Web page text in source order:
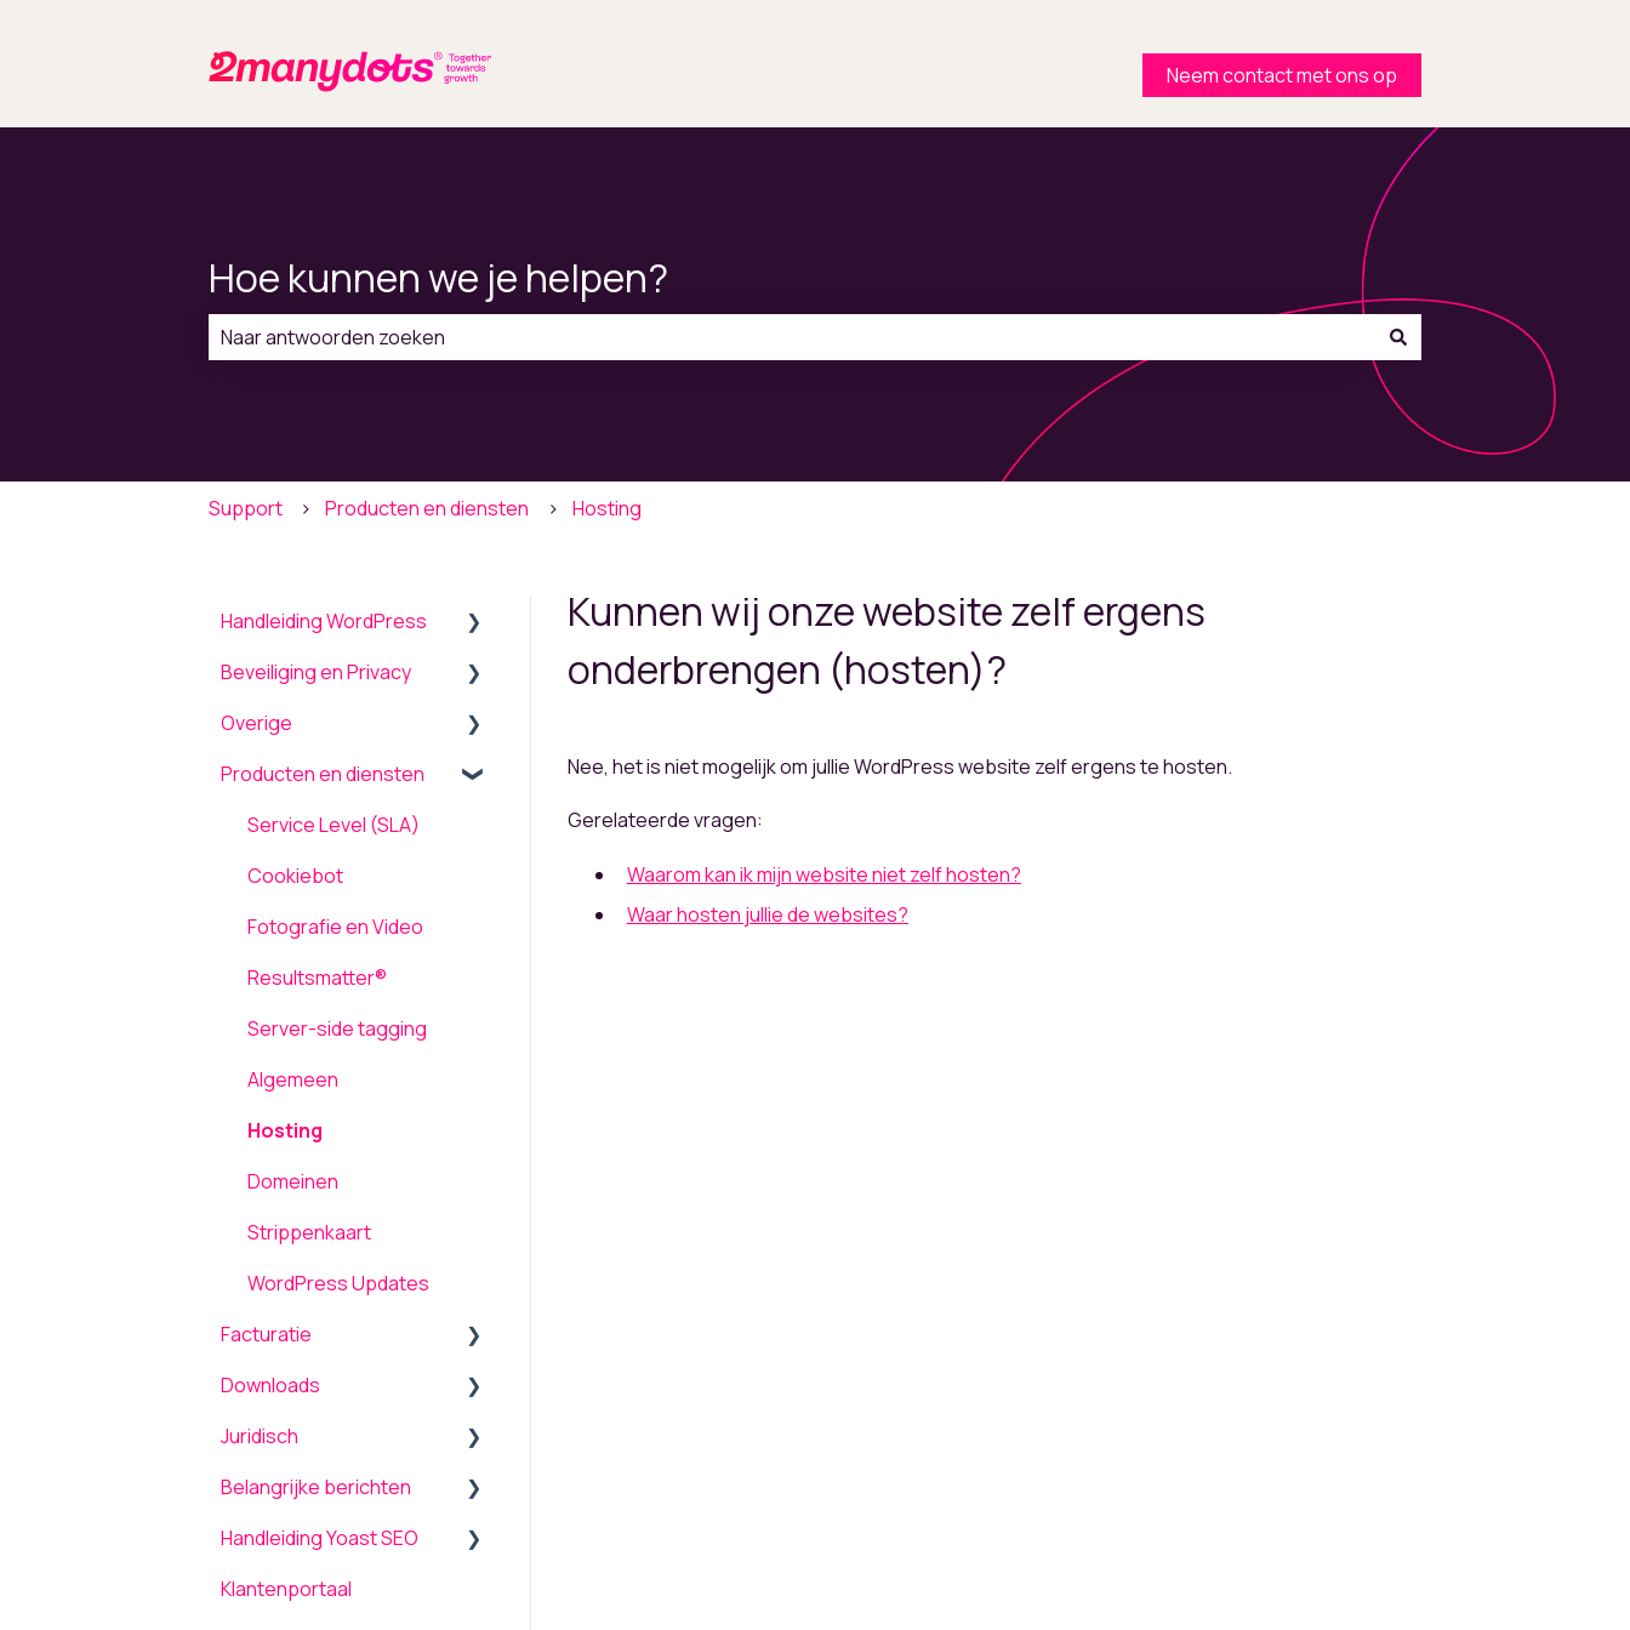
Neem contact met ons op
Hoe kunnen we je helpen?
Support Producten en diensten Hosting
Kunnen wij onze website zelf ergens
onderbrengen (hosten)?
Nee, het is niet mogelijk om jullie WordPress website zelf ergens te hosten.
Gerelateerde vragen:
Waarom kan ik mijn website niet zelf hosten?
Waar hosten jullie de websites?
Handleiding WordPress
Algemeen
Menu
Theme settings
Plugins
Formulieren
Pagina's
Media
Inloggen
Gebruikers
Beveiliging en Privacy
Beveiliging
Onderhoud en updates
TLS ondersteuning
AVG / GDPR
Overige
Back-up terugplaatsen /
Producten en diensten
Service Level (SLA)
Cookiebot
Fotografie en Video
Resultsmatter®
Server-side tagging
Algemeen
Hosting
Domeinen
Strippenkaart
WordPress Updates
Facturatie
Algemeen
Betalen / Transacties
Wijzigingen / Mutaties
Bank en betaalrekening
COVID-19
Downloads
Producten
Overige
Managed Services
Resultsmatter®
Juridisch
Voorwaarden
Belangrijke berichten
Upgrade naar PHP 8
Ontwerpeisen voor
Handleiding Yoast SEO
Dashboard
Klantenportaal